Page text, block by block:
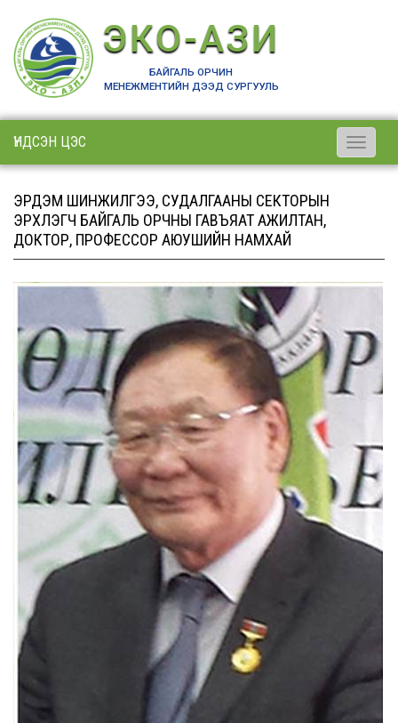
ЭКО-АЗИ
БАЙГАЛЬ ОРЧИН
МЕНЕЖМЕНТИЙН ДЭЭД СУРГУУЛЬ
ҮНДСЭН ЦЭС
Toggle
ЭРДЭМ ШИНЖИЛГЭЭ, СУДАЛГААНЫ СЕКТОРЫН
ЭРХЛЭГЧ БАЙГАЛЬ ОРЧНЫ ГАВЪЯАТ АЖИЛТАН,
ДОКТОР, ПРОФЕССОР АЮУШИЙН НАМХАЙ